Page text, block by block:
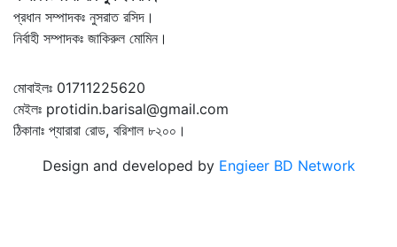
প্রধান সম্পাদকঃ নুসরাত রসিদ।
নির্বাহী সম্পাদকঃ জাকিরুল মোমিন।
মোবাইলঃ 01711225620
মেইলঃ protidin.barisal@gmail.com
ঠিকানাঃ প্যারারা রোড, বরিশাল ৮২০০।
Design and developed by Engieer BD Network